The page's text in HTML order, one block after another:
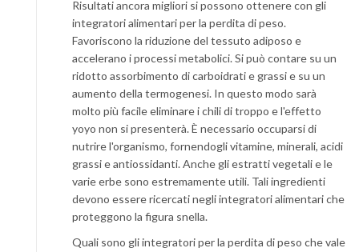
Risultati ancora migliori si possono ottenere con gli
integratori alimentari per la perdita di peso.
Favoriscono la riduzione del tessuto adiposo e
accelerano i processi metabolici. Si può contare su un
ridotto assorbimento di carboidrati e grassi e su un
aumento della termogenesi. In questo modo sarà
molto più facile eliminare i chili di troppo e l'effetto
yoyo non si presenterà. È necessario occuparsi di
nutrire l'organismo, fornendogli vitamine, minerali, acidi
grassi e antiossidanti. Anche gli estratti vegetali e le
varie erbe sono estremamente utili. Tali ingredienti
devono essere ricercati negli integratori alimentari che
proteggono la figura snella.
Quali sono gli integratori per la perdita di peso che vale